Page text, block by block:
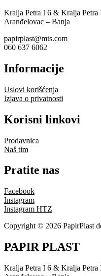
Опције
могу
Kralja Petra I 6 & Kralja Petra
Aranđelovac – Banja
papirplast@mts.com
060 637 6062
Informacije
Uslovi korišćenja
Izjava o privatnosti
Korisni linkovi
Prodavnica
Naš tim
Pratite nas
Facebook
Instagram
Instagram HTZ
Copyright © 2026 PapirPlast
PAPIR PLAST
Kralja Petra I 6 & Kralja Petra